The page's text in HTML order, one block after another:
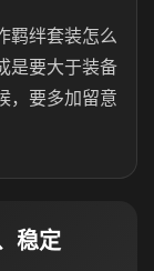
羁绊套装怎么
是要大于装备
，要多加留意
稳定